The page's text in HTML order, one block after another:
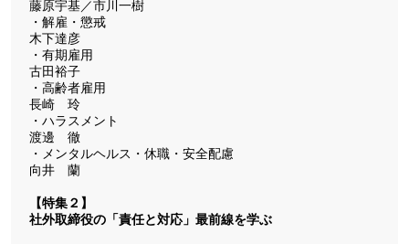
藤原宇基／市川一樹
・解雇・懲戒
木下達彦
・有期雇用
古田裕子
・高齢者雇用
長崎 玲
・ハラスメント
渡邊 徹
・メンタルヘルス・休職・安全配慮
向井 蘭
【特集２】
社外取締役の「責任と対応」最前線を学ぶ